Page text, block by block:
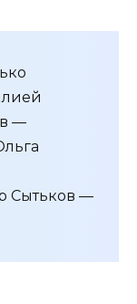
—
Сытьков —